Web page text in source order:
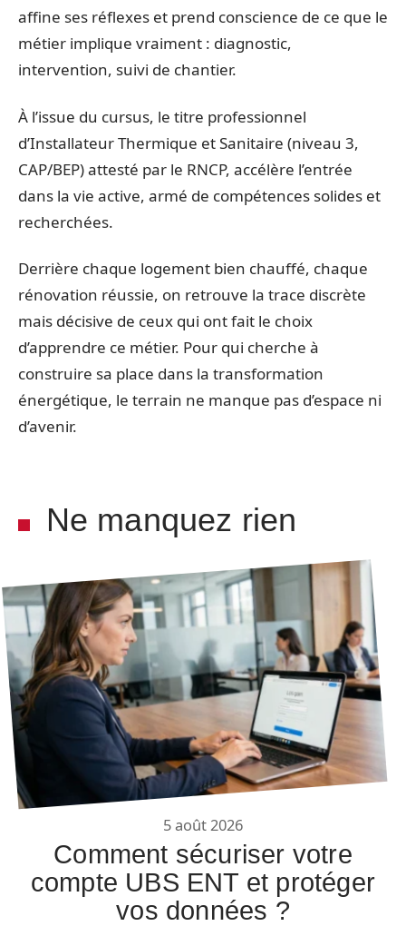
affine ses réflexes et prend conscience de ce que le
métier implique vraiment : diagnostic,
intervention, suivi de chantier.
À l’issue du cursus, le titre professionnel
d’Installateur Thermique et Sanitaire (niveau 3,
CAP/BEP) attesté par le RNCP, accélère l’entrée
dans la vie active, armé de compétences solides et
recherchées.
Derrière chaque logement bien chauffé, chaque
rénovation réussie, on retrouve la trace discrète
mais décisive de ceux qui ont fait le choix
d’apprendre ce métier. Pour qui cherche à
construire sa place dans la transformation
énergétique, le terrain ne manque pas d’espace ni
d’avenir.
Ne manquez rien
5 août 2026
Comment sécuriser votre
compte UBS ENT et protéger
vos données ?